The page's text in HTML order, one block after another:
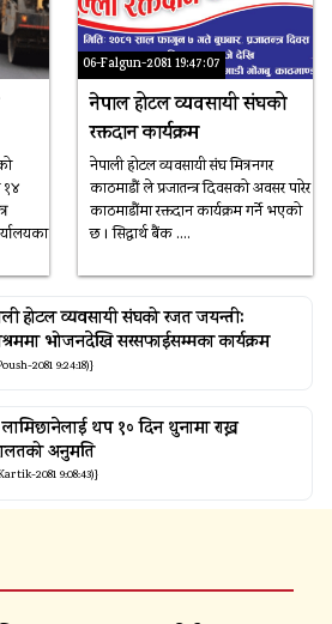
१४
06-Falgun-2081 19:47:07
नेपाल होटल व्यवसायी संघको
रक्तदान कार्यक्रम
नेपाली होटल व्यवसायी संघ मित्रनगर
काठमाडौं ले प्रजातन्त्र दिवसको अवसर पारेर
काठमाडौंमा रक्तदान कार्यक्रम गर्ने भएको
छ । सिद्धार्थ बैंक ….
होटल व्यवसायी संघको रजत जयन्ती:
भोजनदेखि सरसफाईसम्मका कार्यक्रम
2081 9:24:18)}
लामिछानेलाई थप १० दिन थुनामा राख्न
अनुमति
2081 9:08:43)}